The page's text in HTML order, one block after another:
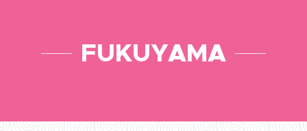
FUKUYAMA